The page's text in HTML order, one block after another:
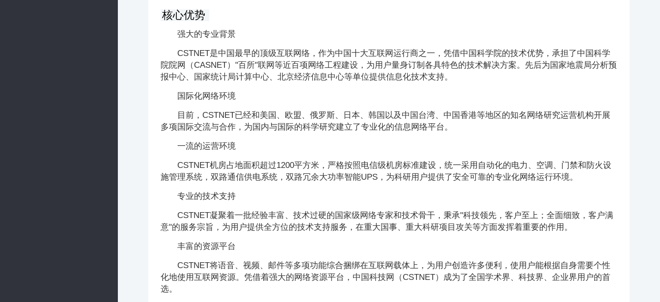
核心优势
强大的专业背景
CSTNET是中国最早的顶级互联网络，作为中国十大互联网运行商之一，凭借中国科学院的技术优势，承担了中国科学
院院网（CASNET）"百所"联网等近百项网络工程建设，为用户量身订制各具特色的技术解决方案。先后为国家地震局分析预
报中心、国家统计局计算中心、北京经济信息中心等单位提供信息化技术支持。
国际化网络环境
目前，CSTNET已经和美国、欧盟、俄罗斯、日本、韩国以及中国台湾、中国香港等地区的知名网络研究运营机构开展
多项国际交流与合作，为国内与国际的科学研究建立了专业化的信息网络平台。
一流的运营环境
CSTNET机房占地面积超过1200平方米，严格按照电信级机房标准建设，统一采用自动化的电力、空调、门禁和防火设
施管理系统，双路通信供电系统，双路冗余大功率智能UPS，为科研用户提供了安全可靠的专业化网络运行环境。
专业的技术支持
CSTNET凝聚着一批经验丰富、技术过硬的国家级网络专家和技术骨干，秉承"科技领先，客户至上；全面细致，客户满
意"的服务宗旨，为用户提供全方位的技术支持服务，在重大国事、重大科研项目攻关等方面发挥着重要的作用。
丰富的资源平台
CSTNET将语音、视频、邮件等多项功能综合捆绑在互联网载体上，为用户创造许多便利，使用户能根据自身需要个性
化地使用互联网资源。凭借着强大的网络资源平台，中国科技网（CSTNET）成为了全国学术界、科技界、企业界用户的首
选。